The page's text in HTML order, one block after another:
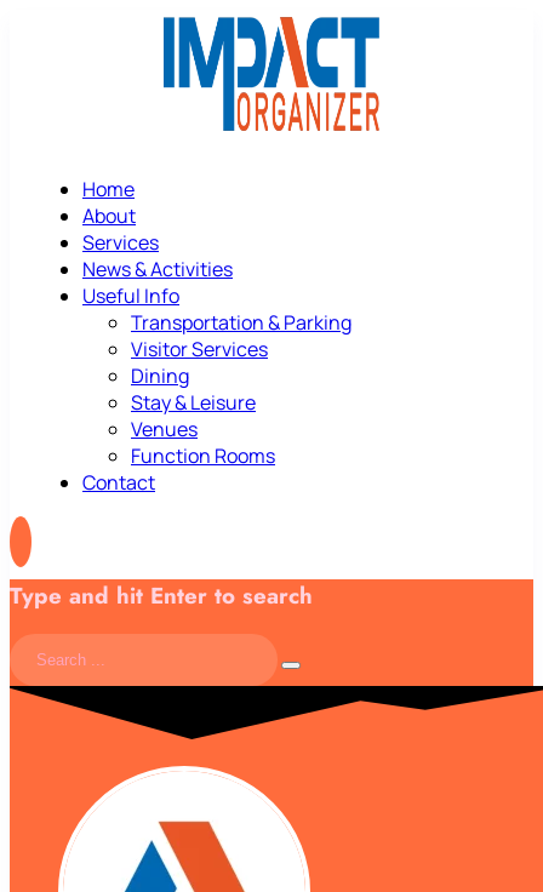
Home
About
Services
News & Activities
Useful Info
Transportation & Parking
Visitor Services
Dining
Stay & Leisure
Venues
Function Rooms
Contact
Type and hit Enter to search